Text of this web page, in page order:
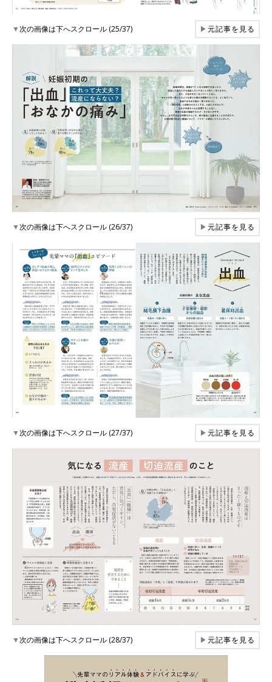
▼次の画像は下へスクロール (25/37) ▶元記事を見る
▼次の画像は下へスクロール (26/37) ▶元記事を見る
▼次の画像は下へスクロール (27/37) ▶元記事を見る
▼次の画像は下へスクロール (28/37) ▶元記事を見る